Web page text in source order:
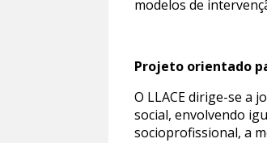
modelos de
Projeto orientado
O LLACE dirige-se a
social, envolvendo
socioprofissional, a